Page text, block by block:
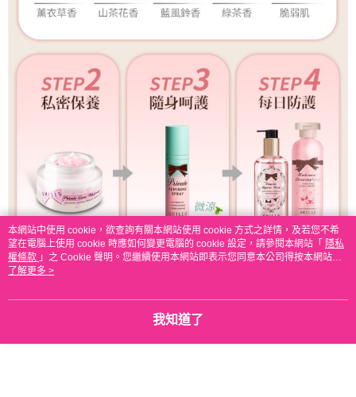
本網站中使用 cookie，欲查詢有關本網站使用 cookie 方式之詳情，及若您不希
望在電腦上使用 cookie 時應如何變更電腦的 cookie 設定，請參閱本網站「 隱私
權條款 」之 Cookie 聲明。您繼續使用本網站即表示您同意本公司得按本網站使
用條款之 Cookie 聲明使用 cookie。
了解更多 >
我知道了